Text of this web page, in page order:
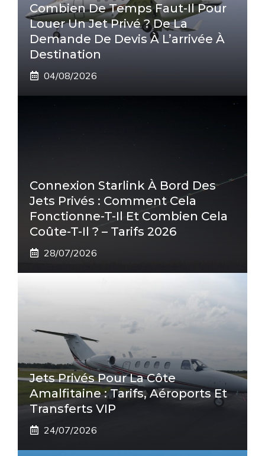
Combien De Temps Faut-Il Pour
Louer Un Jet Privé ? De La
Demande De Devis À L’arrivée À
Destination
04/08/2026
Connexion Starlink À Bord Des
Jets Privés : Comment Cela
Fonctionne-T-Il Et Combien Cela
Coûte-T-Il ? – Tarifs 2026
28/07/2026
Jets Privés Pour La Côte
Amalfitaine : Tarifs, Aéroports Et
Transferts VIP
24/07/2026